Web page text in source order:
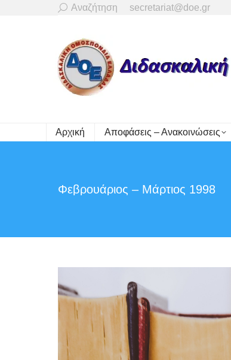
Search:
Αναζήτηση secretariat@doe.gr
Αρχική Αποφάσεις – Ανακοινώσεις
Φεβρουάριος – Μάρτιος 1998